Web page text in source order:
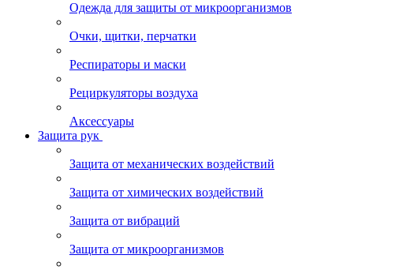
Одежда для защиты от микроорганизмов
Очки, щитки, перчатки
Респираторы и маски
Рециркуляторы воздуха
Аксессуары
Защита рук
Защита от механических воздействий
Защита от химических воздействий
Защита от вибраций
Защита от микроорганизмов